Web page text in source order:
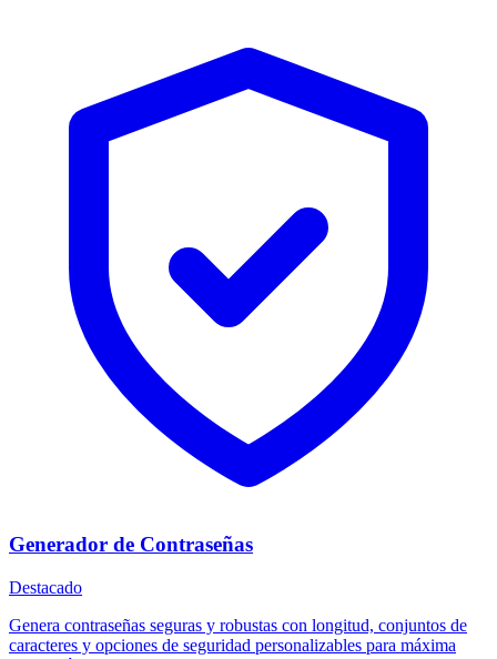
Generador de Contraseñas
Destacado
Genera contraseñas seguras y robustas con longitud, conjuntos de
caracteres y opciones de seguridad personalizables para máxima